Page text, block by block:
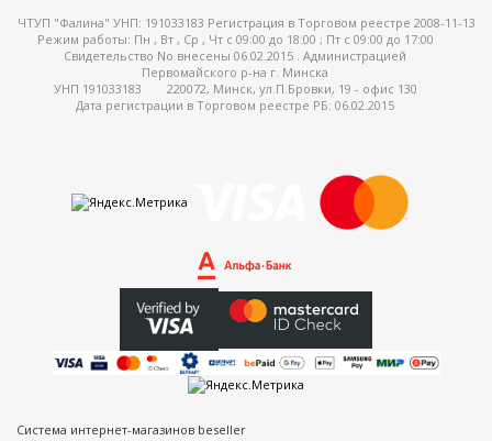
ЧТУП "Фалина" УНП: 191033183 Регистрация в Торговом реестре 2008-11-13
Режим работы: Пн , Вт , Ср , Чт c 09:00 до 18:00 ; Пт c 09:00 до 17:00
Свидетельство No внесены 06.02.2015 . Администрацией
Первомайского р-на г. Минска
УНП 191033183
220072, Минск, ул.П.Бровки, 19 - офис 130
Дата регистрации в Торговом реестре РБ: 06.02.2015
Система интернет-магазинов beseller